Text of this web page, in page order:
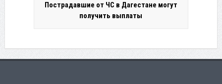
Пострадавшие от ЧС в Дагестане могут
получить выплаты